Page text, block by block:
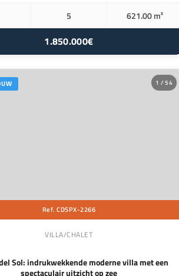
5 621.00 m²
1.850.000€
1 / 54
Ref. CDSPX-2266
VILLA/CHALET
Sol: indrukwekkende moderne villa met een
spectaculair uitzicht op zee